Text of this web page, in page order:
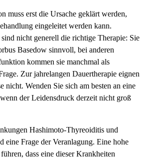
muss erst die Ursache geklärt werden,
eingeleitet werden kann.
nicht generell die richtige Therapie: Sie
Basedow sinnvoll, bei anderen
kommen sie manchmal als
Zur jahrelangen Dauertherapie eignen
nicht. Wenden Sie sich am besten an eine
der Leidensdruck derzeit nicht groß
Hashimoto-Thyreoiditis und
eine Frage der Veranlagung. Eine hohe
dass eine dieser Krankheiten